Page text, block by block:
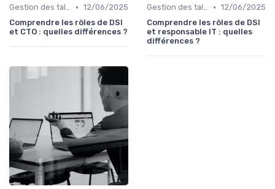
Gestion des talents IT • 12/06/2025
Comprendre les rôles de DSI
et CTO : quelles différences ?
Gestion des talents IT • 12/06/2025
Comprendre les rôles de DSI
et responsable IT : quelles
différences ?